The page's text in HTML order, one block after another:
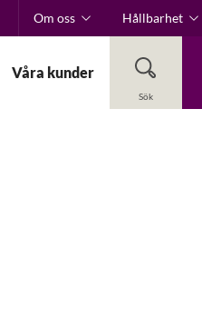
Om oss Hållbarhet
Våra kunder
Sök